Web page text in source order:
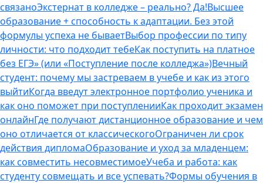
связаноЭкстернат в колледже – реально? Да!Высшее
образование + способность к адаптации. Без этой
формулы успеха не бываетВыбор профессии по типу
личности: что подходит тебеКак поступить на платное
без ЕГЭ» (или «Поступление после колледжа»)Вечный
студент: почему мы застреваем в учебе и как из этого
выйтиКогда введут электронное портфолио ученика и
как оно поможет при поступленииКак проходит экзамен
онлайнГде получают дистанционное образование и чем
оно отличается от классическогоОграничен ли срок
действия дипломаОбразование и уход за младенцем:
как совместить несовместимоеУчеба и работа: как
студенту совмещать и все успевать?Формы обучения в